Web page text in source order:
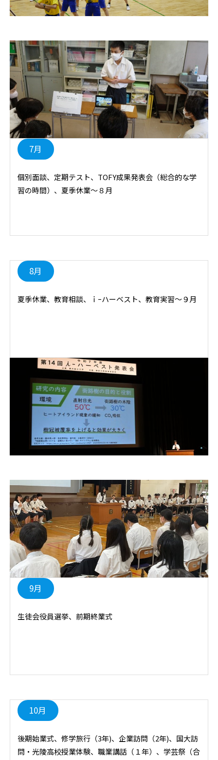
7月
個別面談、定期テスト、TOFY成果発表会（総合的な学
習の時間）、夏季休業～８月
8月
夏季休業、教育相談、ｉｰハーベスト、教育実習～９月
9月
生徒会役員選挙、前期終業式
10月
後期始業式、修学旅行（3年)、企業訪問（2年)、国大訪
問・光陵高校授業体験、職業講話（１年）、学芸祭（合